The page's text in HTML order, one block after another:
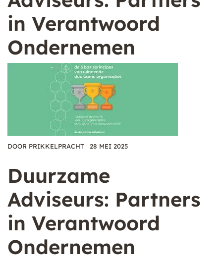
in Verantwoord
Ondernemen
DOOR PRIKKELPRACHT 28 MEI 2025
Duurzame
Adviseurs: Partners
in Verantwoord
Ondernemen